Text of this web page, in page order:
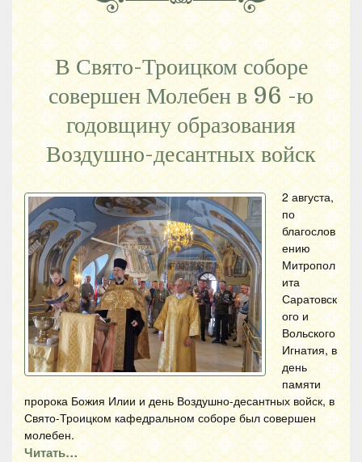
В Свято-Троицком соборе
совершен Молебен в 96 -ю
годовщину образования
Воздушно-десантных войск
2 августа,
по
благослов
ению
Митропол
ита
Саратовск
ого и
Вольского
Игнатия, в
день
памяти
пророка Божия Илии и день Воздушно-десантных войск, в
Свято-Троицком кафедральном соборе был совершен
молебен.
Читать…